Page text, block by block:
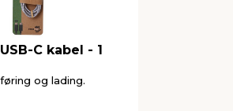
C kabel - 1
og lading.